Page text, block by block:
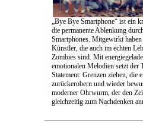
„Bye Bye Smartphone“ ist ein
die permanente Ablenkung
Smartphones. Mitgewirkt
Künstler, die auch im echten
Zombies sind. Mit
emotionalen Melodien setzt der
Statement: Grenzen ziehen, die
zurückerobern und wieder
moderner Ohrwurm, der den
gleichzeitig zum Nachdenken